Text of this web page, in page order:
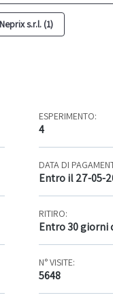
s.r.l. (1)
ESPERIMENTO:
4
DATA DI
Entro il 27-05-
RITIRO:
Entro 30 giorni
N° VISITE:
5648